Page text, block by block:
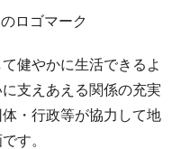
ロゴマーク
健やかに生活できるよ
支えあえる関係の充実
・行政等が協力して地
す。